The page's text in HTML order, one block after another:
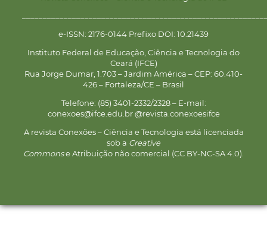
e-ISSN: 2176-0144 Prefixo DOI: 10.21439
Instituto Federal de Educação, Ciência e Tecnologia do
Ceará (IFCE)
Rua Jorge Dumar, 1.703 – Jardim América – CEP: 60.410-
426 – Fortaleza/CE – Brasil
Telefone: (85) 3401-2332/2328 – E-mail:
conexoes@ifce.edu.br @revista.conexoesifce
A revista Conexões – Ciência e Tecnologia está licenciada
sob a Creative
Commonse Atribuição não comercial (CC BY-NC-SA 4.0).